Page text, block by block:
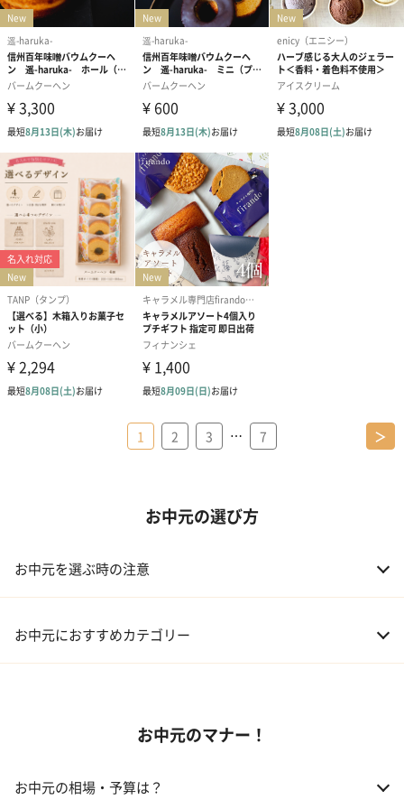
1 2 3 … 7 ＞
お中元の選び方
お中元を選ぶ時の注意
お中元におすすめカテゴリー
03 ギフトカタログ
お中元のマナー！
お中元の相場・予算は？